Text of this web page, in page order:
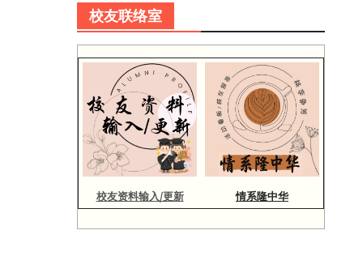
校友联络室
校友资料输入/更新 情系隆中华